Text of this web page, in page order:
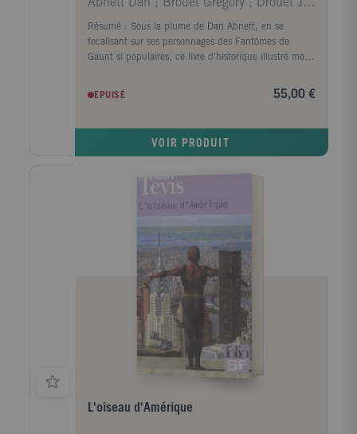
Abnett Dan ; Brouet Grégory ; Drouet Julien ; De M
Résumé : Sous la plume de Dan Abnett, en se
focalisant sur ses personnages des Fantômes de
Gaunt si populaires, ce livre d'historique illustré met à
incontournable pour les fans de science-fiction
EPUISÉ 55,00 €
VOIR PRODUIT
L'oiseau d'Amérique